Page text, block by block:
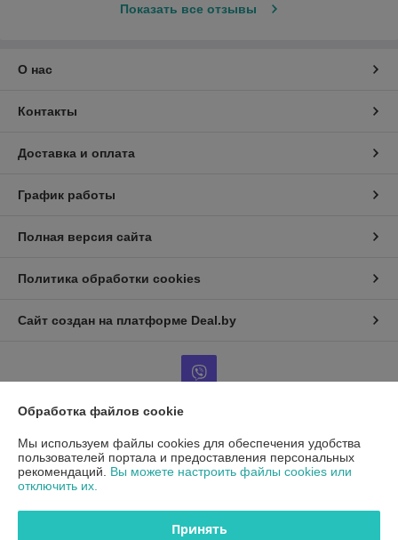
Показать все отзывы
О нас
Контакты
Доставка и оплата
График работы
Полная версия сайта
Политика обработки cookies
Сайт создан на платформе Deal.by
Информация для покупателя
Юридическое лицо: ООО"ДетальРемСервис"
220141 г. Минск, ул. Франциска Скорины 54А, офис 401
Обработка файлов cookie
Мы используем файлы cookies для обеспечения удобства
пользователей портала и предоставления персональных
рекомендаций. Вы можете настроить файлы cookies или
отключить их.
Принять